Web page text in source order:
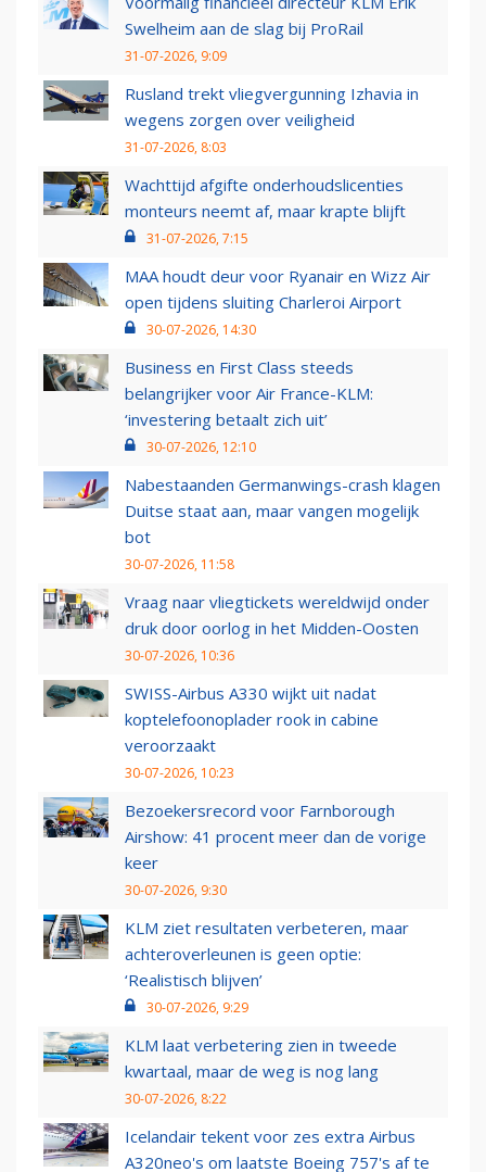
Swelheim aan de slag bij ProRail
31-07-2026, 9:09
Rusland trekt vliegvergunning Izhavia in
wegens zorgen over veiligheid
31-07-2026, 8:03
Wachttijd afgifte onderhoudslicenties
monteurs neemt af, maar krapte blijft
31-07-2026, 7:15
MAA houdt deur voor Ryanair en Wizz Air
open tijdens sluiting Charleroi Airport
30-07-2026, 14:30
Business en First Class steeds
belangrijker voor Air France-KLM:
‘investering betaalt zich uit’
30-07-2026, 12:10
Nabestaanden Germanwings-crash klagen
Duitse staat aan, maar vangen mogelijk
bot
30-07-2026, 11:58
Vraag naar vliegtickets wereldwijd onder
druk door oorlog in het Midden-Oosten
30-07-2026, 10:36
SWISS-Airbus A330 wijkt uit nadat
koptelefoonoplader rook in cabine
veroorzaakt
30-07-2026, 10:23
Bezoekersrecord voor Farnborough
Airshow: 41 procent meer dan de vorige
keer
30-07-2026, 9:30
KLM ziet resultaten verbeteren, maar
achteroverleunen is geen optie:
‘Realistisch blijven’
30-07-2026, 9:29
KLM laat verbetering zien in tweede
kwartaal, maar de weg is nog lang
30-07-2026, 8:22
Icelandair tekent voor zes extra Airbus
A320neo's om laatste Boeing 757's af te